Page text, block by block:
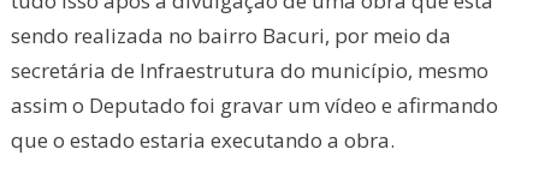
sendo realizada no bairro Bacuri, por meio da
secretária de Infraestrutura do município, mesmo
assim o Deputado foi gravar um vídeo e afirmando
que o estado estaria executando a obra.